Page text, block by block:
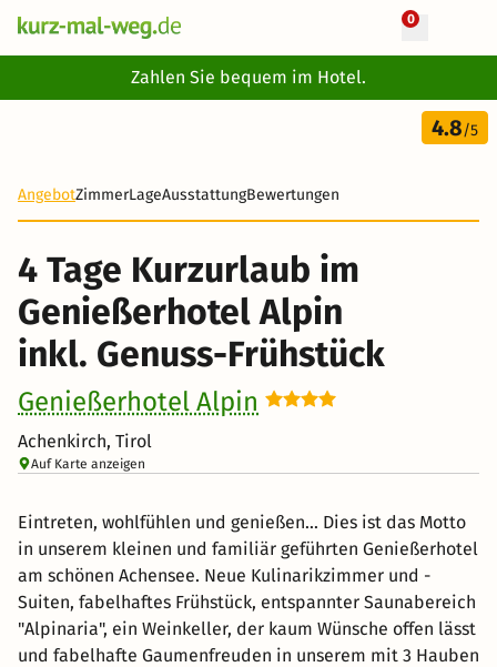
0
Zahlen Sie bequem im Hotel.
4 Tage
327 €
4.8/5
AngebotZimmerLageAusstattungBewertungen
4 Tage Kurzurlaub im
Genießerhotel Alpin
inkl. Genuss-Frühstück
Genießerhotel Alpin
Achenkirch, Tirol
Auf Karte anzeigen
Eintreten, wohlfühlen und genießen... Dies ist das Motto
in unserem kleinen und familiär geführten Genießerhotel
am schönen Achensee. Neue Kulinarikzimmer und -
Suiten, fabelhaftes Frühstück, entspannter Saunabereich
"Alpinaria", ein Weinkeller, der kaum Wünsche offen lässt
und fabelhafte Gaumenfreuden in unserem mit 3 Hauben